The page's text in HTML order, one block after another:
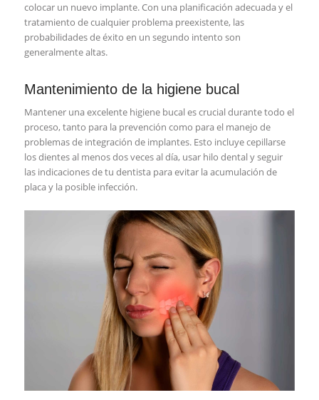
colocar un nuevo implante. Con una planificación adecuada y el
tratamiento de cualquier problema preexistente, las
probabilidades de éxito en un segundo intento son
generalmente altas.
Mantenimiento de la higiene bucal
Mantener una excelente higiene bucal es crucial durante todo el
proceso, tanto para la prevención como para el manejo de
problemas de integración de implantes. Esto incluye cepillarse
los dientes al menos dos veces al día, usar hilo dental y seguir
las indicaciones de tu dentista para evitar la acumulación de
placa y la posible infección.